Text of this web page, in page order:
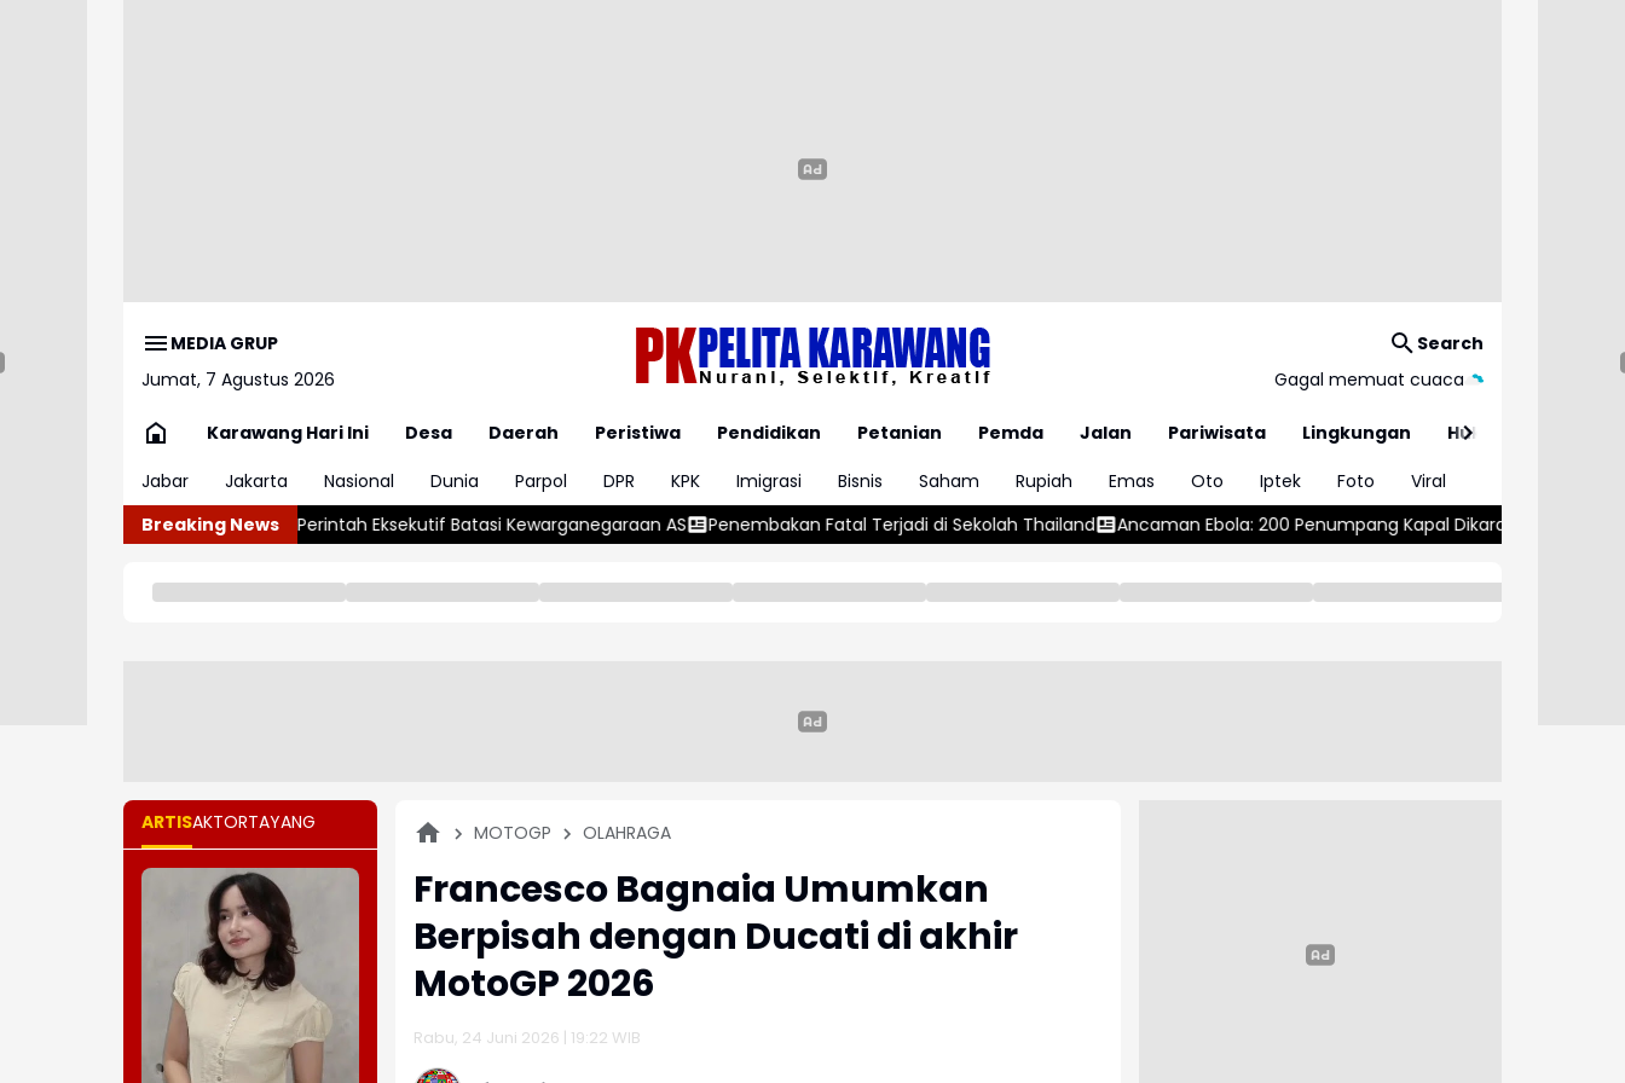
MEDIA GRUP
Jumat, 7 Agustus 2026
Search
Gagal memuat cuaca
Karawang Hari Ini Desa Daerah Peristiwa Pendidikan Petanian Pemda Jalan Pariwisata Lingkungan
Hukum
Jabar
Jakarta Nasional Dunia Parpol DPR KPK Imigrasi Bisnis Saham Rupiah Emas Oto Iptek Foto
Viral
Breaking News
Terbitkan Perintah Eksekutif Batasi Kewarganegaraan AS Penembakan Fatal Terjadi di Sekolah Thailand Ancaman Ebola: 200 Penumpang Kapal Dikarantina Isu Penolakan LGBT, Ini
ARTISAKTORTAYANG MOTOGP OLAHRAGA
Francesco Bagnaia Umumkan
Berpisah dengan Ducati di akhir
MotoGP 2026
Rabu, 24 Juni 2026 | 19:22 WIB